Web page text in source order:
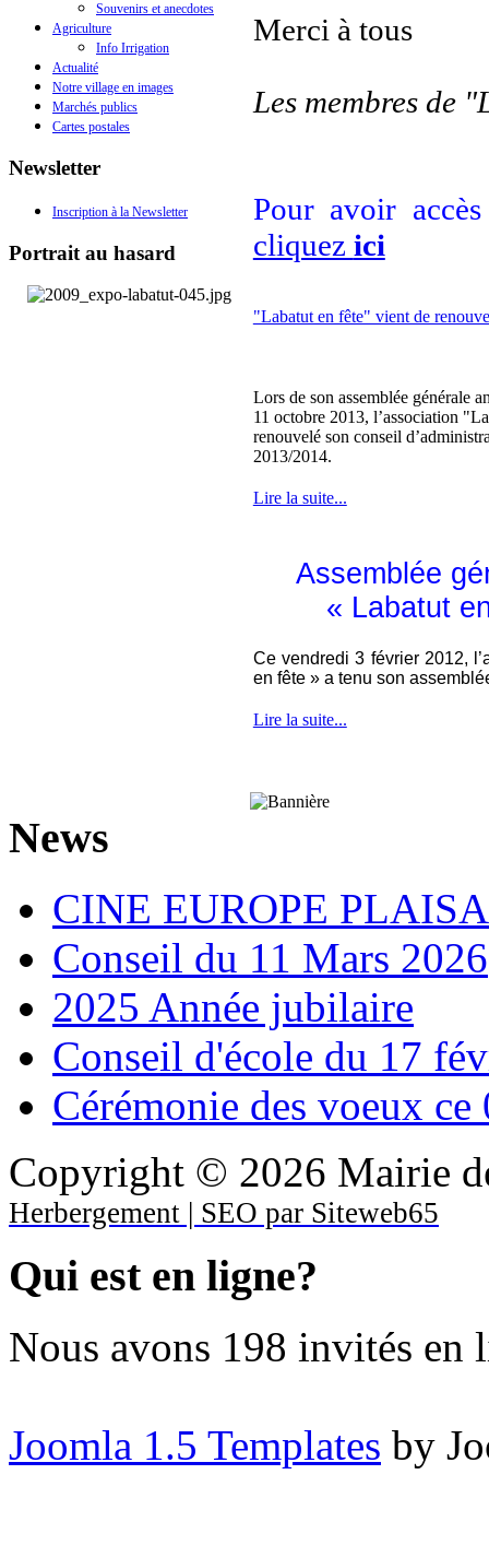
Souvenirs et anecdotes
Agriculture
Info Irrigation
Actualité
Notre village en images
Marchés publics
Cartes postales
Newsletter
Inscription à la Newsletter
Portrait au hasard
Merci à tous
Les membres de
Pour avoir
cliquez ici
"Labatut en fête" vient de
Lors de son assemblée générale
11 octobre 2013, l’association
renouvelé son conseil
2013/2014.
Lire la suite...
Assemblée
« Labatut
Ce vendredi 3 février 2012,
en fête » a tenu son
Lire la suite...
News
CINE EUROPE
Conseil du 11 Mars 2026
2025 Année jubilaire
Conseil d'école du 17
Cérémonie des voeux
Copyright © 2026 Mairie
Herbergement | SEO par Siteweb65
Qui est en ligne?
Nous avons 198 invités en
Joomla 1.5 Templates by